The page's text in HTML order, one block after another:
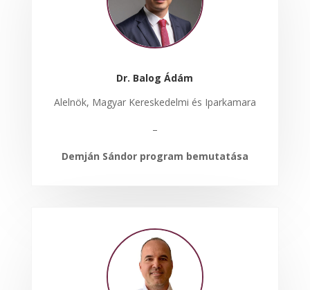
Dr. Balog Ádám
Alelnök, Magyar Kereskedelmi és Iparkamara
–
Demján Sándor program bemutatása